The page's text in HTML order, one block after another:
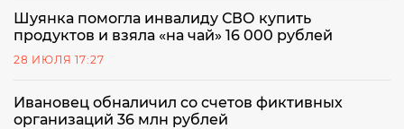
Шуянка помогла инвалиду СВО купить
продуктов и взяла «на чай» 16 000 рублей
28 ИЮЛЯ 17:27
Ивановец обналичил со счетов фиктивных
организаций 36 млн рублей